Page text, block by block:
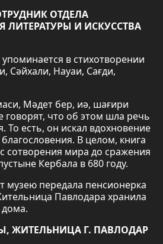
ОТДЕЛА
ЛИТЕРАТУРЫ И ИСКУССТВА
в стихотворении
Сәйхали, Науаи, Сағди,
Мәдет бер, иә, шағири
говорят, что об этом шла речь
То есть, он искал вдохновение
В целом, книга
сотворения мира до сражения
Кербала в 680 году.
музею передала пенсионерка
Павлодара хранила
дома.
ЖИТЕЛЬНИЦА Г. ПАВЛОДАР